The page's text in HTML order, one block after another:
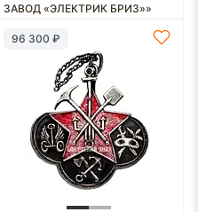
ЗАВОД «ЭЛЕКТРИК БРИЗ»»
96 300 ₽